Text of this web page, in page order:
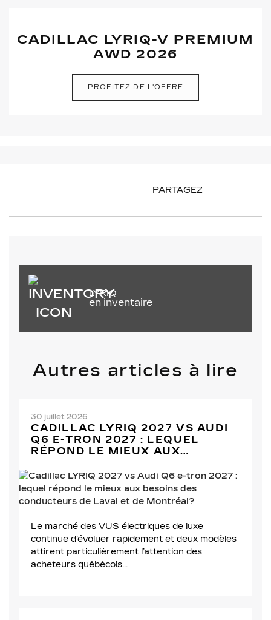
CADILLAC LYRIQ-V PREMIUM
AWD 2026
PROFITEZ DE L'OFFRE
PARTAGEZ
LYRIQ
en inventaire
Autres articles à lire
30 juillet 2026
CADILLAC LYRIQ 2027 VS AUDI
Q6 E-TRON 2027 : LEQUEL
RÉPOND LE MIEUX AUX
LAVAL ET DE MONTRÉAL?
Le marché des VUS électriques de luxe
continue d’évoluer rapidement et deux modèles
attirent particulièrement l’attention des
acheteurs québécois...